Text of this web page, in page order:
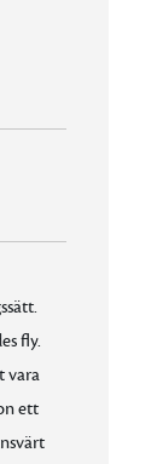
fly.
vara
ett